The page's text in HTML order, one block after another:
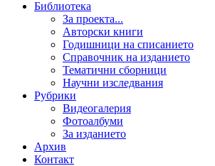
Библиотека
За проекта...
Авторски книги
Годишници на списанието
Справочник на изданието
Тематични сборници
Научни изследвания
Рубрики
Видеогалерия
Фотоалбуми
За изданието
Архив
Контакт